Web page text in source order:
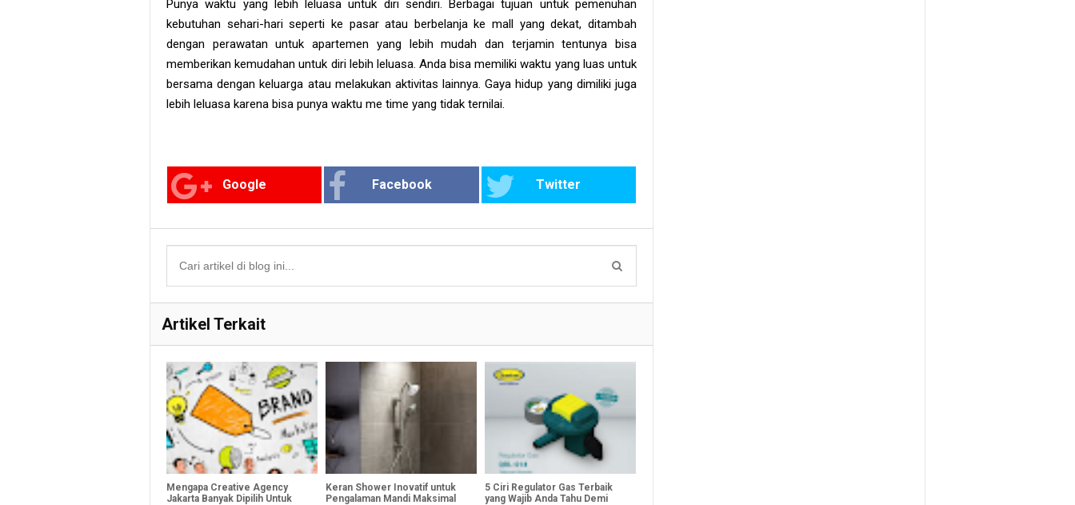
Punya waktu yang lebih leluasa untuk diri sendiri. Berbagai tujuan untuk pemenuhan
kebutuhan sehari-hari seperti ke pasar atau berbelanja ke mall yang dekat, ditambah
dengan perawatan untuk apartemen yang lebih mudah dan terjamin tentunya bisa
memberikan kemudahan untuk diri lebih leluasa. Anda bisa memiliki waktu yang luas untuk
bersama dengan keluarga atau melakukan aktivitas lainnya. Gaya hidup yang dimiliki juga
lebih leluasa karena bisa punya waktu me time yang tidak ternilai.
Google Facebook Twitter
Artikel Terkait
Mengapa Creative Agency
Jakarta Banyak Dipilih Untuk
Keran Shower Inovatif untuk
Pengalaman Mandi Maksimal
5 Ciri Regulator Gas Terbaik
yang Wajib Anda Tahu Demi